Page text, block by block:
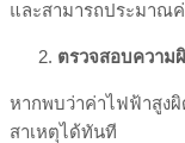
และสามารถประมาณ
ตรวจสอบความ
หากพบว่าค่าไฟฟ้าสูง
สาเหตุได้ทันที